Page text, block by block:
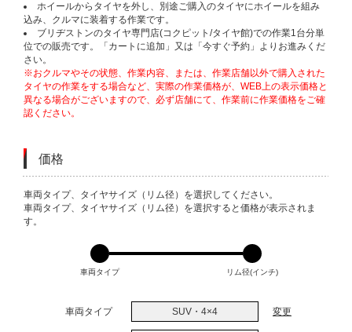
ホイールからタイヤを外し、別途ご購入のタイヤにホイールを組み
込み、クルマに装着する作業です。
ブリヂストンのタイヤ専門店(コクピット/タイヤ館)での作業1台分単
位での販売です。「カートに追加」又は「今すぐ予約」よりお進みくだ
さい。
※おクルマやその状態、作業内容、または、作業店舗以外で購入された
タイヤの作業をする場合など、実際の作業価格が、WEB上の表示価格と
異なる場合がございますので、必ず店舗にて、作業前に作業価格をご確
認ください。
価格
VARIATIONS
車両タイプ、タイヤサイズ（リム径）を選択してください。
車両タイプ、タイヤサイズ（リム径）を選択すると価格が表示されま
す。
車両タイプ リム径(インチ)
車両タイプ SUV・4×4 変更